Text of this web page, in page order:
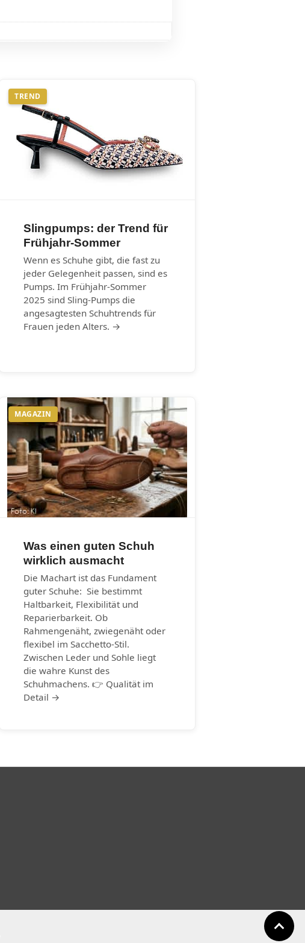
TREND
Slingpumps: der Trend für
Frühjahr-Sommer
Wenn es Schuhe gibt, die fast zu
jeder Gelegenheit passen, sind es
Pumps. Im Frühjahr-Sommer
2025 sind Sling-Pumps die
angesagtesten Schuhtrends für
Frauen jeden Alters. →
MAGAZIN
Was einen guten Schuh
wirklich ausmacht
Die Machart ist das Fundament
guter Schuhe: Sie bestimmt
Haltbarkeit, Flexibilität und
Reparierbarkeit. Ob
Rahmengenäht, zwiegenäht oder
flexibel im Sacchetto-Stil.
Zwischen Leder und Sohle liegt
die wahre Kunst des
Schuhmachens. 👉 Qualität im
Detail →